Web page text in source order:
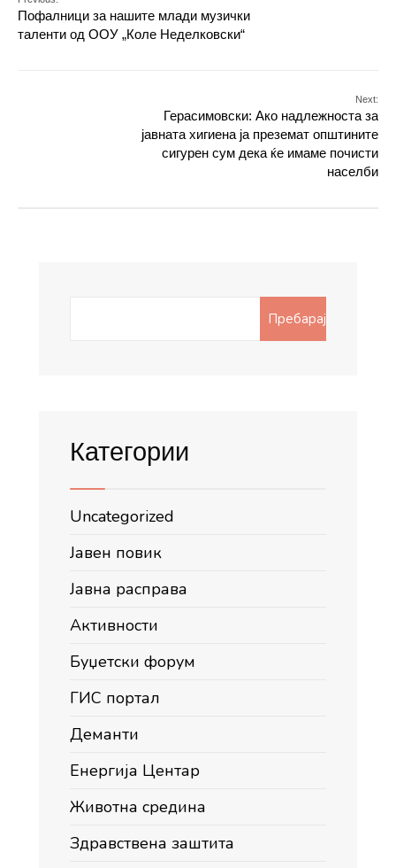
Пофалници за нашите млади музички
таленти од ООУ „Коле Неделковски“
Next:
Герасимовски: Ако надлежноста за
јавната хигиена ја преземат општините
сигурен сум дека ќе имаме почисти
населби
Пребарај
Категории
Uncategorized
Јавен повик
Јавна расправа
Активности
Буџетски форум
ГИС портал
Деманти
Енергија Центар
Животна средина
Здравствена заштита